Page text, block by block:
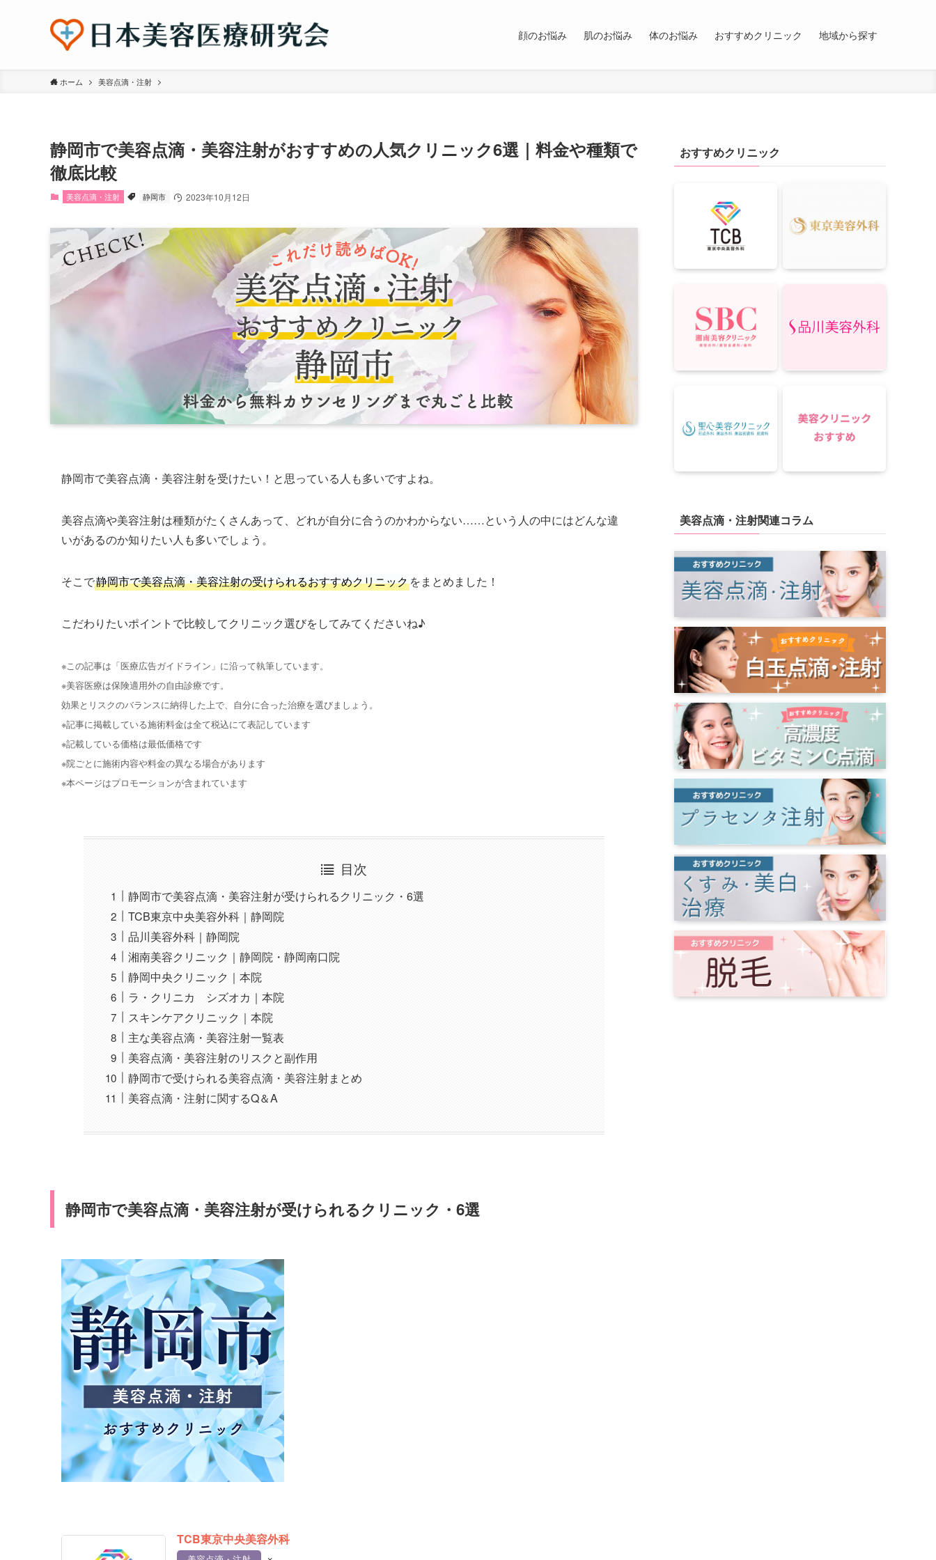
顔のお悩み 肌のお悩み 体のお悩み おすすめクリニック 地域から探す
ホーム 美容点滴・注射
静岡市で美容点滴・美容注射がおすすめの人気クリニック6選｜料金や種類で
徹底比較
美容点滴・注射 静岡市 2023年10月12日
静岡市で美容点滴・美容注射を受けたい！と思っている人も多いですよね。
美容点滴や美容注射は種類がたくさんあって、どれが自分に合うのかわからない……という人の中にはどんな違
いがあるのか知りたい人も多いでしょう。
そこで静岡市で美容点滴・美容注射の受けられるおすすめクリニックをまとめました！
こだわりたいポイントで比較してクリニック選びをしてみてくださいね♪
※この記事は「医療広告ガイドライン」に沿って執筆しています。
※美容医療は保険適用外の自由診療です。
効果とリスクのバランスに納得した上で、自分に合った治療を選びましょう。
※記事に掲載している施術料金は全て税込にて表記しています
※記載している価格は最低価格です
※院ごとに施術内容や料金の異なる場合があります
※本ページはプロモーションが含まれています
目次
静岡市で美容点滴・美容注射が受けられるクリニック・6選
TCB東京中央美容外科｜静岡院
品川美容外科｜静岡院
湘南美容クリニック｜静岡院・静岡南口院
静岡中央クリニック｜本院
ラ・クリニカ シズオカ｜本院
スキンケアクリニック｜本院
主な美容点滴・美容注射一覧表
美容点滴・美容注射のリスクと副作用
静岡市で受けられる美容点滴・美容注射まとめ
美容点滴・注射に関するQ＆A
静岡市で美容点滴・美容注射が受けられるクリニック・6選
TCB東京中央美容外科
おすすめクリニック
美容点滴・注射関連コラム